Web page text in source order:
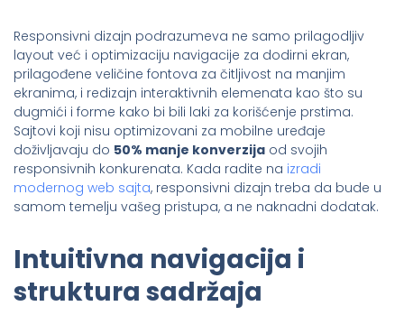
Responsivni dizajn podrazumeva ne samo prilagodljiv
layout već i optimizaciju navigacije za dodirni ekran,
prilagođene veličine fontova za čitljivost na manjim
ekranima, i redizajn interaktivnih elemenata kao što su
dugmići i forme kako bi bili laki za korišćenje prstima.
Sajtovi koji nisu optimizovani za mobilne uređaje
doživljavaju do 50% manje konverzija od svojih
responsivnih konkurenata. Kada radite na izradi
modernog web sajta, responsivni dizajn treba da bude u
samom temelju vašeg pristupa, a ne naknadni dodatak.
Intuitivna navigacija i
struktura sadržaja